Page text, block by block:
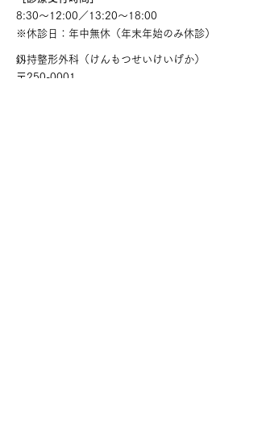
8:30～12:00／13:20～18:00
​※休診日：年中無休（年末年始のみ休診）
釼持整形外科（けんもつせいけいげか）
〒250-0001